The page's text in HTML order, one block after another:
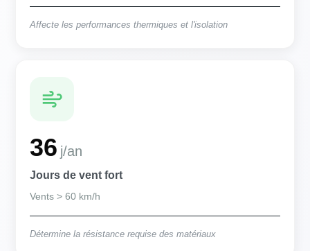
Affecte les performances thermiques et l'isolation
36 j/an
Jours de vent fort
Vents > 60 km/h
Détermine la résistance requise des matériaux